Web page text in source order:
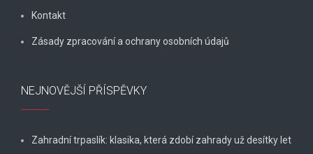
Kontakt
Zásady zpracování a ochrany osobních údajů
NEJNOVĚJŠÍ PŘÍSPĚVKY
Zahradní trpaslík: klasika, která zdobí zahrady už desítky let